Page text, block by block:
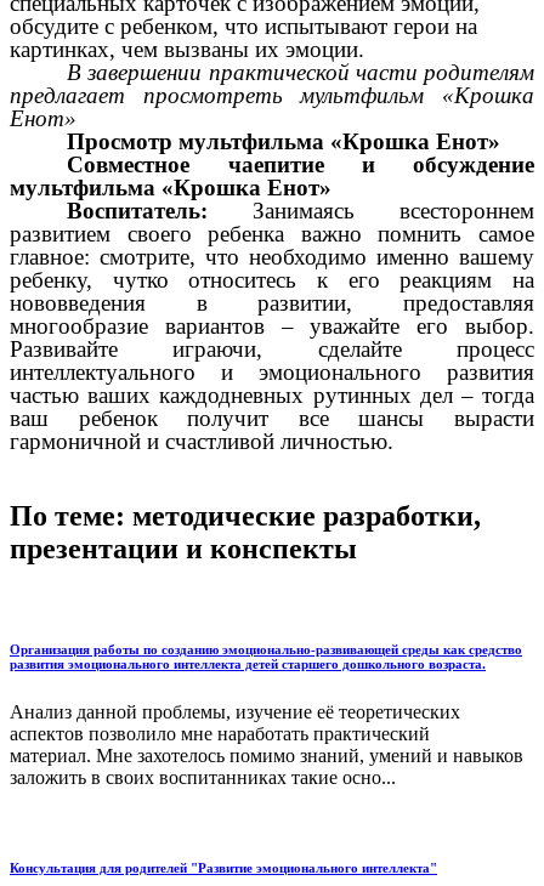
обсудите с ребенком, что испытывают герои на
картинках, чем вызваны их эмоции.
В завершении практической части родителям
предлагает просмотреть мультфильм «Крошка
Енот»
Просмотр мультфильма «Крошка Енот»
Совместное чаепитие и обсуждение
мультфильма «Крошка Енот»
Воспитатель:
Занимаясь всестороннем
развитием своего ребенка важно помнить самое
главное: смотрите, что необходимо именно вашему
ребенку, чутко относитесь к его реакциям на
нововведения в развитии, предоставляя
многообразие вариантов – уважайте его выбор.
Развивайте играючи, сделайте процесс
интеллектуального и эмоционального развития
частью ваших каждодневных рутинных дел – тогда
ваш ребенок получит все шансы вырасти
гармоничной и счастливой личностью.
По теме: методические разработки,
презентации и конспекты
Организация работы по созданию эмоционально-развивающей среды как средство
развития эмоционального интеллекта детей старшего дошкольного возраста.
Анализ данной проблемы, изучение её теоретических
аспектов позволило мне наработать практический
материал. Мне захотелось помимо знаний, умений и навыков
заложить в своих воспитанниках такие осно...
Консультация для родителей "Развитие эмоционального интеллекта"